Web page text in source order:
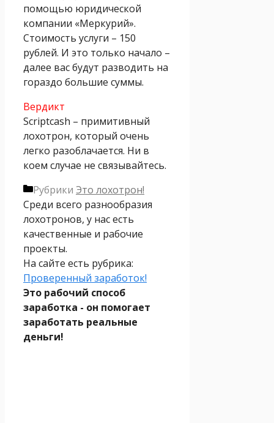
помощью юридической
компании «Меркурий».
Стоимость услуги – 150
рублей. И это только начало –
далее вас будут разводить на
гораздо большие суммы.
Вердикт
Scriptcash – примитивный
лохотрон, который очень
легко разоблачается. Ни в
коем случае не связывайтесь.
Рубрики Это лохотрон!
Среди всего разнообразия
лохотронов, у нас есть
качественные и рабочие
проекты.
На сайте есть рубрика:
Проверенный заработок!
Это рабочий способ
заработка - он помогает
заработать реальные
деньги!